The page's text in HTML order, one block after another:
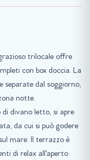
trilocale offre
con box doccia. La
separate dal soggiorno,
notte.
divano letto, si apre
da cui si può godere
mare. Il terrazzo è
di relax all'aperto.